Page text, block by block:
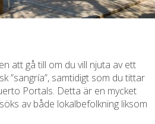
att gå till om du vill njuta av ett
”sangría”, samtidigt som du tittar
Portals. Detta är en mycket
av både lokalbefolkning liksom